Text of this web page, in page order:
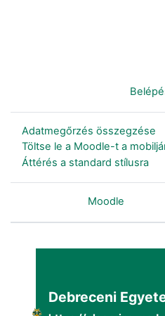
Adatmegőrzés összegzése
Töltse le a Moodle-t a
Áttérés a standard stílusra
Moodle
Debreceni